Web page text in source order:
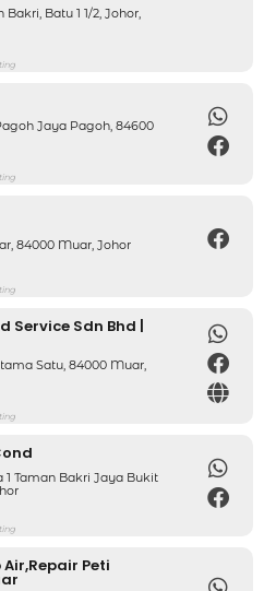
Batu 1 1/2, Johor,
Jaya Pagoh, 84600
84000 Muar, Johor
Service Sdn Bhd |
Satu, 84000 Muar,
1 Taman Bakri Jaya Bukit
Peti